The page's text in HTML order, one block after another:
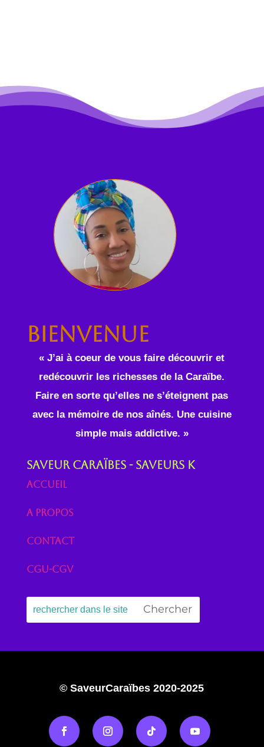
Bienvenue
« J’ai à coeur de vous faire découvrir et
redécouvrir les richesses de la Caraïbe.
Faire en sorte qu’elles ne s’éteignent pas
avec la mémoire de nos aînés. Une cuisine
simple mais addictive. »
Saveur Caraïbes - Saveurs K
Accueil
A propos
Contact
CGU-CGV
© SaveurCaraïbes 2020-2025